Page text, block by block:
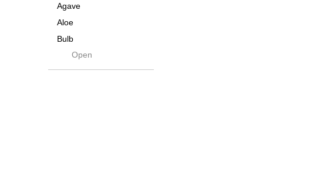
Native
Progress
Quartz
RAKU
Agave
Aloe
Bulb
Cactus
Caudex
Open